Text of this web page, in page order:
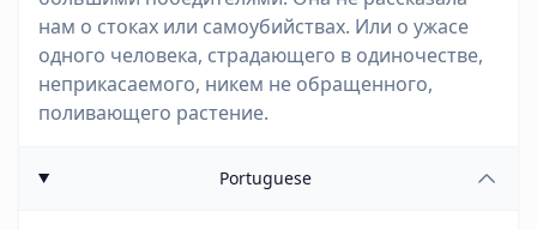
нам о стоках или самоубийствах. Или о ужасе
одного человека, страдающего в одиночестве,
неприкасаемого, никем не обращенного,
поливающего растение.
Portuguese